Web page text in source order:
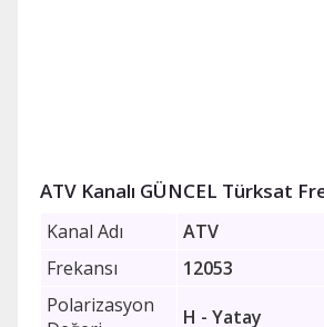
ATV Kanalı GÜNCEL Türksat
Kanal Adı
ATV
Frekansı
12053
Polarizasyon
H - Yatay